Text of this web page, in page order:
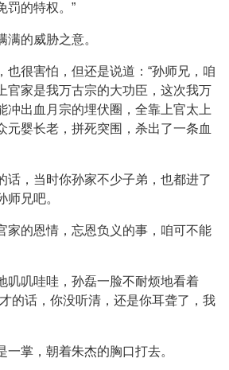
罚的特权。”
满的威胁之意。
也很害怕，但还是说道：“孙师兄，咱
官家是我万古宗的大功臣，这次我万
冲出血月宗的埋伏圈，全靠上官太上
元婴长老，拼死突围，杀出了一条血
话，当时你孙家不少子弟，也都进了
兄吧。
家的恩情，忘恩负义的事，咱可不能
叽叽哇哇，孙磊一脸不耐烦地看着
的话，你没听清，还是你耳聋了，我
一掌，朝着朱杰的胸口打去。